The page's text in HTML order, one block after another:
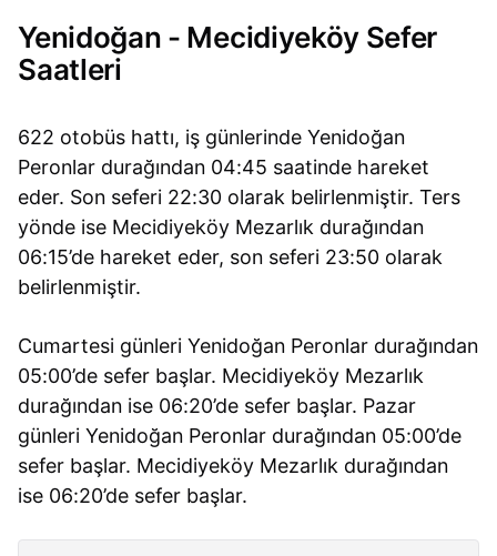
Yenidoğan - Mecidiyeköy Sefer
Saatleri
622 otobüs hattı, iş günlerinde Yenidoğan
Peronlar durağından 04:45 saatinde hareket
eder. Son seferi 22:30 olarak belirlenmiştir. Ters
yönde ise Mecidiyeköy Mezarlık durağından
06:15’de hareket eder, son seferi 23:50 olarak
belirlenmiştir.
Cumartesi günleri Yenidoğan Peronlar durağından
05:00’de sefer başlar. Mecidiyeköy Mezarlık
durağından ise 06:20’de sefer başlar. Pazar
günleri Yenidoğan Peronlar durağından 05:00’de
sefer başlar. Mecidiyeköy Mezarlık durağından
ise 06:20’de sefer başlar.